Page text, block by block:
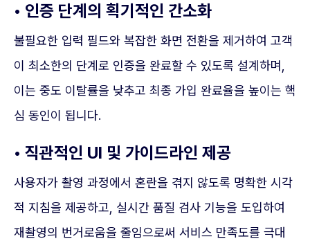
• 인증 단계의 획기적인 간소화
불필요한 입력 필드와 복잡한 화면 전환을 제거하여 고객
이 최소한의 단계로 인증을 완료할 수 있도록 설계하며,
이는 중도 이탈률을 낮추고 최종 가입 완료율을 높이는 핵
심 동인이 됩니다.
• 직관적인 UI 및 가이드라인 제공
사용자가 촬영 과정에서 혼란을 겪지 않도록 명확한 시각
적 지침을 제공하고, 실시간 품질 검사 기능을 도입하여
재촬영의 번거로움을 줄임으로써 서비스 만족도를 극대